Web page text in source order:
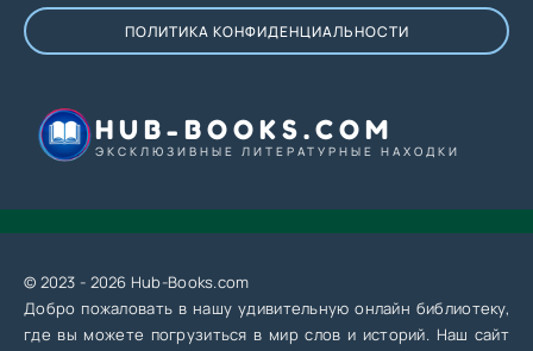
ПОЛИТИКА КОНФИДЕНЦИАЛЬНОСТИ
HUB-BOOKS.COM
ЭКСКЛЮЗИВНЫЕ ЛИТЕРАТУРНЫЕ НАХОДКИ
© 2023 - 2026 Hub-Books.com
Добро пожаловать в нашу удивительную онлайн библиотеку,
где вы можете погрузиться в мир слов и историй. Наш сайт